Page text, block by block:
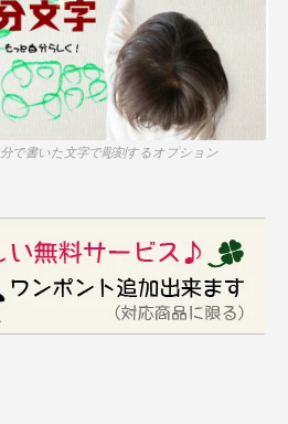
で書いた文字で彫刻するオプション